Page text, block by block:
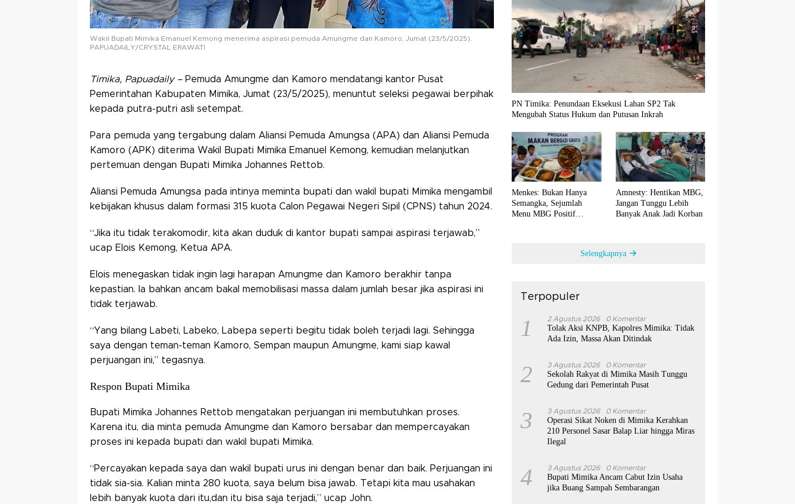
Wakil Bupati Mimika Emanuel Kemong menerima aspirasi pemuda Amungme dan Kamoro, Jumat (23/5/2025).
PAPUADAILY/CRYSTAL ERAWATI
Timika, Papuadaily – Pemuda Amungme dan Kamoro mendatangi kantor Pusat
Pemerintahan Kabupaten Mimika, Jumat (23/5/2025), menuntut seleksi pegawai berpihak
kepada putra-putri asli setempat.
Para pemuda yang tergabung dalam Aliansi Pemuda Amungsa (APA) dan Aliansi Pemuda
Kamoro (APK) diterima Wakil Bupati Mimika Emanuel Kemong, kemudian melanjutkan
pertemuan dengan Bupati Mimika Johannes Rettob.
Aliansi Pemuda Amungsa pada intinya meminta bupati dan wakil bupati Mimika mengambil
kebijakan khusus dalam formasi 315 kuota Calon Pegawai Negeri Sipil (CPNS) tahun 2024.
“Jika itu tidak terakomodir, kita akan duduk di kantor bupati sampai aspirasi terjawab,”
ucap Elois Kemong, Ketua APA.
Elois menegaskan tidak ingin lagi harapan Amungme dan Kamoro berakhir tanpa
kepastian. Ia bahkan ancam bakal memobilisasi massa dalam jumlah besar jika aspirasi ini
tidak terjawab.
“Yang bilang Labeti, Labeko, Labepa seperti begitu tidak boleh terjadi lagi. Sehingga
saya dengan teman-teman Kamoro, Sempan maupun Amungme, kami siap kawal
perjuangan ini,” tegasnya.
Respon Bupati Mimika
Bupati Mimika Johannes Rettob mengatakan perjuangan ini membutuhkan proses.
Karena itu, dia minta pemuda Amungme dan Kamoro bersabar dan mempercayakan
proses ini kepada bupati dan wakil bupati Mimika.
“Percayakan kepada saya dan wakil bupati urus ini dengan benar dan baik. Perjuangan ini
tidak sia-sia. Kalian minta 280 kuota, saya belum bisa jawab. Tetapi kita mau usahakan
lebih banyak kuota dari itu,dan itu bisa saja terjadi,” ucap John.
PN Timika: Penundaan Eksekusi Lahan SP2 Tak
Mengubah Status Hukum dan Putusan Inkrah
Menkes: Bukan Hanya
Semangka, Sejumlah
Menu MBG Positif
Amnesty: Hentikan MBG,
Jangan Tunggu Lebih
Banyak Anak Jadi Korban
Selengkapnya
Terpopuler
1 2 Agustus 2026 0 Komentar
Tolak Aksi KNPB, Kapolres Mimika: Tidak
Ada Izin, Massa Akan Ditindak
2 3 Agustus 2026 0 Komentar
Sekolah Rakyat di Mimika Masih Tunggu
Gedung dari Pemerintah Pusat
3 3 Agustus 2026 0 Komentar
Operasi Sikat Noken di Mimika Kerahkan
210 Personel Sasar Balap Liar hingga Miras
Ilegal
4 3 Agustus 2026 0 Komentar
Bupati Mimika Ancam Cabut Izin Usaha
jika Buang Sampah Sembarangan